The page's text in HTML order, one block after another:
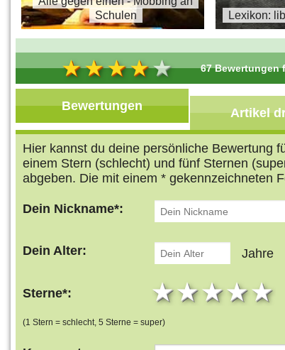
Schulen
Lexikon:
67 Bewertungen
Bewertungen Artikel
Hier kannst du deine persönliche Bewertung
einem Stern (schlecht) und fünf Sternen
abgeben. Die mit einem * gekennzeichneten
Dein Nickname*:
Dein Alter: Jahre
Sterne*: 4
3
2 stars
1 star
(1 Stern = schlecht, 5 Sterne = super)